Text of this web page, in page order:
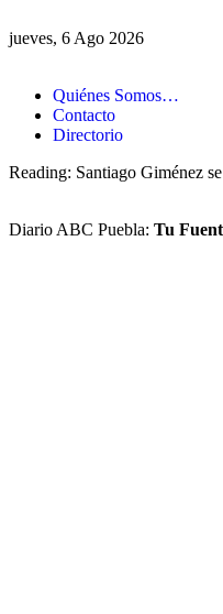
jueves, 6 Ago 2026
Quiénes Somos…
Contacto
Directorio
Reading: Santiago Giménez
Diario ABC Puebla: Tu